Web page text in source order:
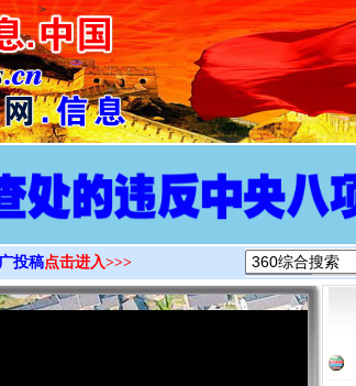
>
投稿点击进入>>>